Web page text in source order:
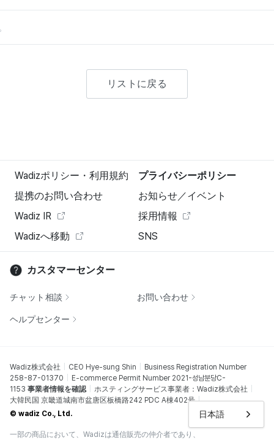
日本語
リストに戻る
Wadizポリシー・利用規約
プライバシーポリシー
提携のお問い合わせ
お知らせ／イベント
Wadiz IR
採用情報
Wadizへ移動
SNS
カスタマーセンター
チャット相談 お問い合わせ
ヘルプセンター
Wadiz株式会社 CEO Hye-sung Shin
Business Registration Number
258-87-01370
E-commerce Permit Number 2021-성남분당C-
1153 事業者情報を確認
ホスティングサービス事業者：Wadiz株式会社
大韓民国 京畿道城南市盆唐区板橋路242 PDC A棟402号
© wadiz Co., Ltd.
一部の商品において、Wadizは通信販売の仲介者であり、